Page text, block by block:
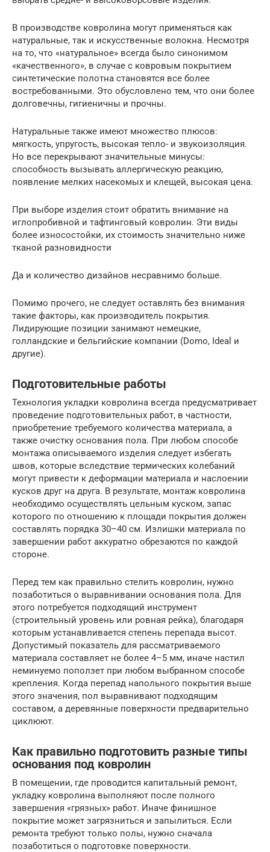
В производстве ковролина могут применяться как
натуральные, так и искусственные волокна. Несмотря
на то, что «натуральное» всегда было синонимом
«качественного», в случае с ковровым покрытием
синтетические полотна становятся все более
востребованными. Это обусловлено тем, что они более
долговечны, гигиеничны и прочны.
Натуральные также имеют множество плюсов:
мягкость, упругость, высокая тепло- и звукоизоляция.
Но все перекрывают значительные минусы:
способность вызывать аллергическую реакцию,
появление мелких насекомых и клещей, высокая цена.
При выборе изделия стоит обратить внимание на
иглопробивной и тафтинговый ковролин. Эти виды
более износостойки, их стоимость значительно ниже
тканой разновидности
Да и количество дизайнов несравнимо больше.
Помимо прочего, не следует оставлять без внимания
такие факторы, как производитель покрытия.
Лидирующие позиции занимают немецкие,
голландские и бельгийские компании (Domo, Ideal и
другие).
Подготовительные работы
Технология укладки ковролина всегда предусматривает
проведение подготовительных работ, в частности,
приобретение требуемого количества материала, а
также очистку основания пола. При любом способе
монтажа описываемого изделия следует избегать
швов, которые вследствие термических колебаний
могут привести к деформации материала и наслоении
кусков друг на друга. В результате, монтаж ковролина
необходимо осуществлять цельным куском, запас
которого по отношению к площади покрытия должен
составлять порядка 30–40 см. Излишки материала по
завершении работ аккуратно обрезаются по каждой
стороне.
Перед тем как правильно стелить ковролин, нужно
позаботиться о выравнивании основания пола. Для
этого потребуется подходящий инструмент
(строительный уровень или ровная рейка), благодаря
которым устанавливается степень перепада высот.
Допустимый показатель для рассматриваемого
материала составляет не более 4–5 мм, иначе настил
неминуемо поползет при любом выбранном способе
крепления. Когда перепад напольного покрытия выше
этого значения, пол выравнивают подходящим
составом, а деревянные поверхности предварительно
циклюют.
Как правильно подготовить разные типы
основания под ковролин
В помещении, где проводится капитальный ремонт,
укладку ковролина выполняют после полного
завершения «грязных» работ. Иначе финишное
покрытие может загрязниться и запылиться. Если
ремонта требуют только полы, нужно сначала
позаботиться о подготовке поверхности.